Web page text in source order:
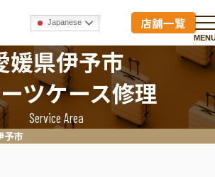
Japanese 店舗一覧
媛県伊予市
ツケース修理
Service Area
予市